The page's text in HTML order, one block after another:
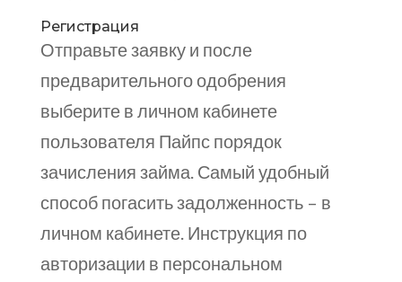
Регистрация
Отправьте заявку и после
предварительного одобрения
выберите в личном кабинете
пользователя Пайпс порядок
зачисления займа. Самый удобный
способ погасить задолженность – в
личном кабинете. Инструкция по
авторизации в персональном